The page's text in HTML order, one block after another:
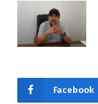
Facebook